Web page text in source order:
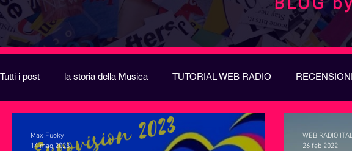
Tutti i post la storia della Musica TUTORIAL WEB RADIO
Novità MUSICA Curiosità MUSICA
Max Fuoky
14 mag 2023
WEB RADIO
26 feb 2022